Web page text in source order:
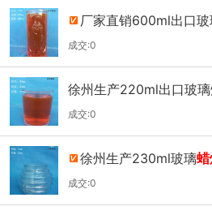
厂家直销600ml出口
成交:0
徐州生产220ml出口玻璃
成交:0
徐州生产230ml玻璃
厂家
成交:0